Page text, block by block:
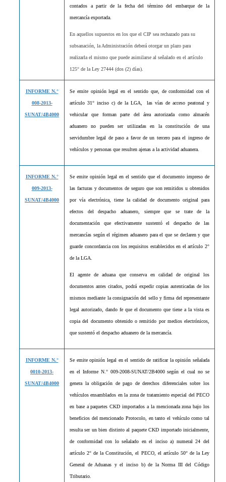
contados a partir de la fecha del término del embarque de la
mercancía exportada.
En aquellos supuestos en los que el CIP sea rechazado para su
subsanación, la Administración deberá otorgar un plazo para
realizarla el mismo que puede asimilarse al señalado en el artículo
125° de la Ley 27444 (dos (2) días).
INFORME N.°
008-2013-
SUNAT/4B4000
Se emite opinión legal en el sentido que, de conformidad con el
artículo 31° inciso c) de la LGA, las vías de acceso peatonal y
vehicular que forman parte del área autorizada como almacén
aduanero no pueden ser utilizadas en la constitución de una
servidumbre legal de paso a favor de un tercero para el ingreso de
vehículos y personas que resulten ajenas a la actividad aduanera.
INFORME N.°
009-2013-
SUNAT/4B4000
Se emite opinión legal en el sentido que el documento impreso de
las facturas y documentos de seguro que son remitidos u obtenidos
por vía electrónica, tiene la calidad de documento original para
efectos del despacho aduanero, siempre que se trate de la
documentación que efectivamente sustentó el despacho de las
mercancías según elrégimen aduanero para el que se declaren y que
guarde concordancia con los requisitos establecidos en el artículo 2°
de la LGA.
El agente de aduana que conserva en calidad de original los
documentos antes citados, podrá expedir copias autenticadas de los
mismos mediante la consignación del sello y firma del representante
legal autorizado, dando fe que el documento que tiene a la vista es
copia del documento obtenido o remitido por medios electrónicos,
que sustentó el despacho aduanero de la mercancía.
INFORME N.°
0010-2013-
SUNAT/4B4000
Se emite opinión legal en el sentido de ratificar la opinión señalada
en el Informe N.° 009-2008-SUNAT/2B4000 según el cual no se
genera la obligación de pago de derechos diferenciales sobre los
vehículos ensamblados en la zona de tratamiento especial del PECO
en base a paquetes CKD importados a la mencionada zona bajo los
beneficios del mencionado Protocolo, en tanto el vehículo como tal
resulta ser un bien distinto al paquete CKD importado inicialmente,
de conformidad con lo señalado en el inciso a) numeral 24 del
artículo 2° de la Constitución, el PECO, el artículo 50° de la Ley
General de Aduanas y el inciso b) de la Norma III del Código
Tributario.